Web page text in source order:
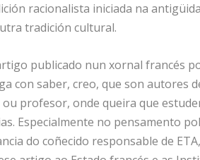
racionalista iniciada na
tradición cultural.
publicado nun xornal francés
con saber, creo, que son autores
profesor, onde queira que
Especialmente no pensamento
do coñecido responsable de